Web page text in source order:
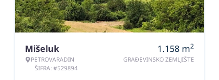
Mišeluk
PETROVARADIN
ŠIFRA: #529894
1.158 m2
GRAĐEVINSKO ZEMLJIŠTE